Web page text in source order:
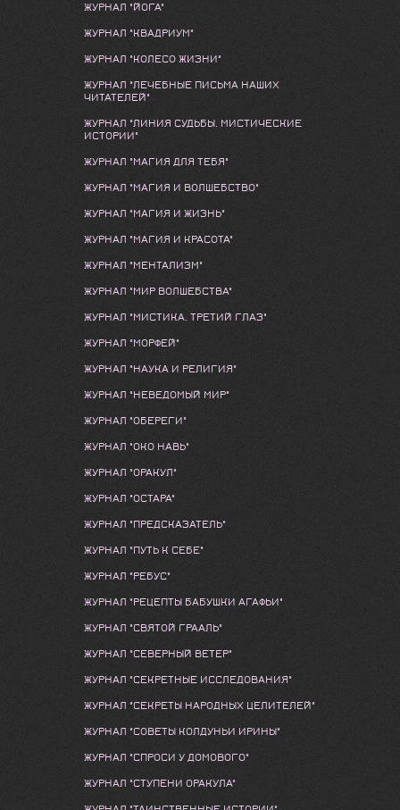
ЖУРНАЛ "ЙОГА"
ЖУРНАЛ "КВАДРИУМ"
ЖУРНАЛ "КОЛЕСО ЖИЗНИ"
ЖУРНАЛ "ЛЕЧЕБНЫЕ ПИСЬМА НАШИХ
ЧИТАТЕЛЕЙ"
ЖУРНАЛ "ЛИНИЯ СУДЬБЫ. МИСТИЧЕСКИЕ
ИСТОРИИ"
ЖУРНАЛ "МАГИЯ ДЛЯ ТЕБЯ"
ЖУРНАЛ "МАГИЯ И ВОЛШЕБСТВО"
ЖУРНАЛ "МАГИЯ И ЖИЗНЬ"
ЖУРНАЛ "МАГИЯ И КРАСОТА"
ЖУРНАЛ "МЕНТАЛИЗМ"
ЖУРНАЛ "МИР ВОЛШЕБСТВА"
ЖУРНАЛ "МИСТИКА. ТРЕТИЙ ГЛАЗ"
ЖУРНАЛ "МОРФЕЙ"
ЖУРНАЛ "НАУКА И РЕЛИГИЯ"
ЖУРНАЛ "НЕВЕДОМЫЙ МИР"
ЖУРНАЛ "ОБЕРЕГИ"
ЖУРНАЛ "ОКО НАВЬ"
ЖУРНАЛ "ОРАКУЛ"
ЖУРНАЛ "ОСТАРА"
ЖУРНАЛ "ПРЕДСКАЗАТЕЛЬ"
ЖУРНАЛ "ПУТЬ К СЕБЕ"
ЖУРНАЛ "РЕБУС"
ЖУРНАЛ "РЕЦЕПТЫ БАБУШКИ АГАФЬИ"
ЖУРНАЛ "СВЯТОЙ ГРААЛЬ"
ЖУРНАЛ "СЕВЕРНЫЙ ВЕТЕР"
ЖУРНАЛ "СЕКРЕТНЫЕ ИССЛЕДОВАНИЯ"
ЖУРНАЛ "СЕКРЕТЫ НАРОДНЫХ ЦЕЛИТЕЛЕЙ"
ЖУРНАЛ "СОВЕТЫ КОЛДУНЬИ ИРИНЫ"
ЖУРНАЛ "СПРОСИ У ДОМОВОГО"
ЖУРНАЛ "СТУПЕНИ ОРАКУЛА"